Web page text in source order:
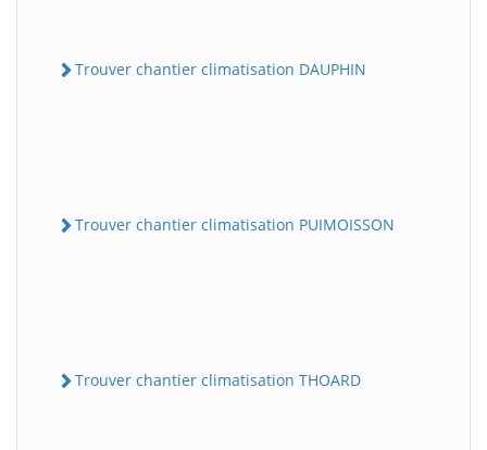
Trouver chantier climatisation DAUPHIN
Trouver chantier climatisation PUIMOISSON
Trouver chantier climatisation THOARD